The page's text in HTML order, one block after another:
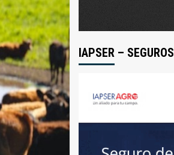
IAPSER – SEGUROS